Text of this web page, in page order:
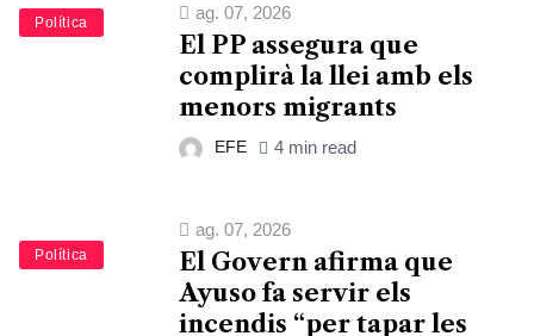
Política
ag. 07, 2026
El PP assegura que
complirà la llei amb els
menors migrants
EFE 4 min read
Política
ag. 07, 2026
El Govern afirma que
Ayuso fa servir els
incendis “per tapar les